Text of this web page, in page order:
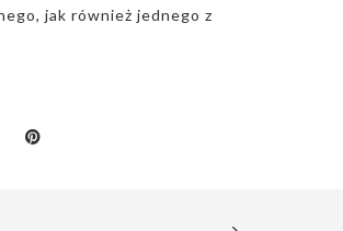
jak również jednego z